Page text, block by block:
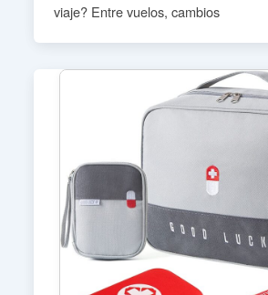
viaje? Entre vuelos, cambios